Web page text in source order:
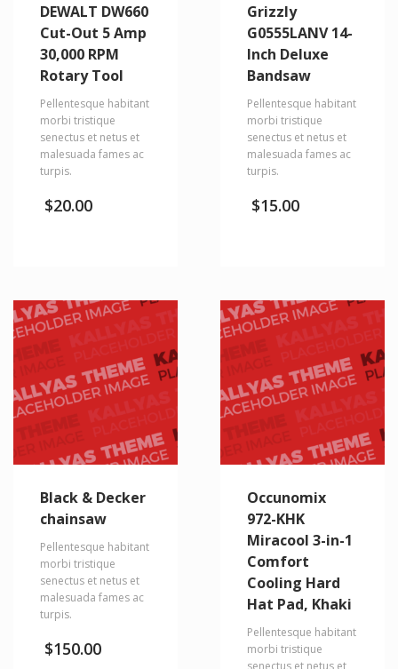
DEWALT DW660
Cut-Out 5 Amp
30,000 RPM
Rotary Tool
Pellentesque habitant
morbi tristique
senectus et netus et
malesuada fames ac
turpis.
$20.00
Grizzly
G0555LANV 14-
Inch Deluxe
Bandsaw
Pellentesque habitant
morbi tristique
senectus et netus et
malesuada fames ac
turpis.
$15.00
Black & Decker
chainsaw
Pellentesque habitant
morbi tristique
senectus et netus et
malesuada fames ac
turpis.
$150.00
Occunomix
972-KHK
Miracool 3-in-1
Comfort
Cooling Hard
Hat Pad, Khaki
Pellentesque habitant
morbi tristique